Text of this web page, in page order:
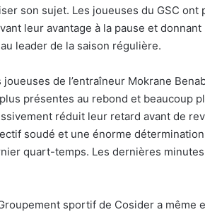
son sujet. Les joueuses du GSC
leur avantage à la pause et donnant
leader de la saison régulière.
de l’entraîneur Mokrane
présentes au rebond et beaucoup
réduit leur retard avant de
soudé et une énorme
quart-temps. Les dernières
sportif de Cosider a même